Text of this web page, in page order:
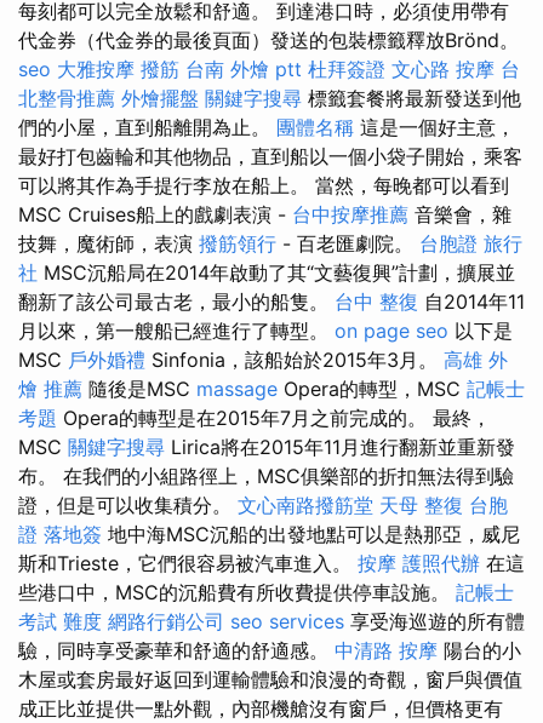
每刻都可以完全放鬆和舒適。 到達港口時，必須使用帶有
代金券（代金券的最後頁面）發送的包裝標籤釋放Brönd。
seo 大雅按摩 撥筋 台南 外燴 ptt 杜拜簽證 文心路 按摩 台
北整骨推薦 外燴擺盤 關鍵字搜尋 標籤套餐將最新發送到他
們的小屋，直到船離開為止。 團體名稱 這是一個好主意，
最好打包齒輪和其他物品，直到船以一個小袋子開始，乘客
可以將其作為手提行李放在船上。 當然，每晚都可以看到
MSC Cruises船上的戲劇表演 - 台中按摩推薦 音樂會，雜
技舞，魔術師，表演 撥筋領行 - 百老匯劇院。 台胞證 旅行
社 MSC沉船局在2014年啟動了其“文藝復興”計劃，擴展並
翻新了該公司最古老，最小的船隻。 台中 整復 自2014年11
月以來，第一艘船已經進行了轉型。 on page seo 以下是
MSC 戶外婚禮 Sinfonia，該船始於2015年3月。 高雄 外
燴 推薦 隨後是MSC massage Opera的轉型，MSC 記帳士
考題 Opera的轉型是在2015年7月之前完成的。 最終，
MSC 關鍵字搜尋 Lirica將在2015年11月進行翻新並重新發
布。 在我們的小組路徑上，MSC俱樂部的折扣無法得到驗
證，但是可以收集積分。 文心南路撥筋堂 天母 整復 台胞
證 落地簽 地中海MSC沉船的出發地點可以是熱那亞，威尼
斯和Trieste，它們很容易被汽車進入。 按摩 護照代辦 在這
些港口中，MSC的沉船費有所收費提供停車設施。 記帳士
考試 難度 網路行銷公司 seo services 享受海巡遊的所有體
驗，同時享受豪華和舒適的舒適感。 中清路 按摩 陽台的小
木屋或套房最好返回到運輸體驗和浪漫的奇觀，窗戶與價值
成正比並提供一點外觀，內部機艙沒有窗戶，但價格更有